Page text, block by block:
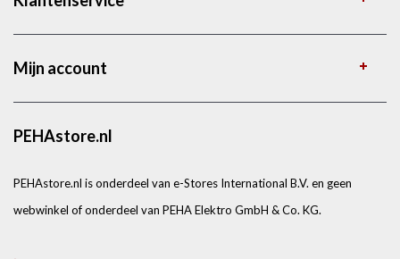
Mijn account
PEHAstore.nl
PEHAstore.nl is onderdeel van e-Stores International B.V. en geen
webwinkel of onderdeel van PEHA Elektro GmbH & Co. KG.